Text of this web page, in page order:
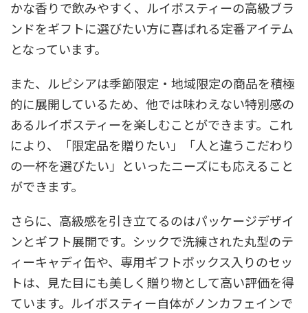
かな香りで飲みやすく、ルイボスティーの高級ブラ
ンドをギフトに選びたい方に喜ばれる定番アイテム
となっています。
また、ルピシアは季節限定・地域限定の商品を積極
的に展開しているため、他では味わえない特別感の
あるルイボスティーを楽しむことができます。これ
により、「限定品を贈りたい」「人と違うこだわり
の一杯を選びたい」といったニーズにも応えること
ができます。
さらに、高級感を引き立てるのはパッケージデザイ
ンとギフト展開です。シックで洗練された丸型のテ
ィーキャディ缶や、専用ギフトボックス入りのセッ
トは、見た目にも美しく贈り物として高い評価を得
ています。ルイボスティー自体がノンカフェインで